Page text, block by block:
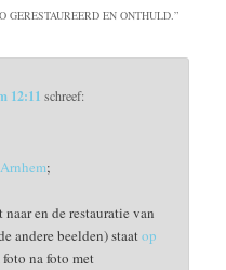
GERESTAUREERD EN ONTHULD.”
12:11 schreef:
;
en de restauratie van
andere beelden) staatop
na foto met